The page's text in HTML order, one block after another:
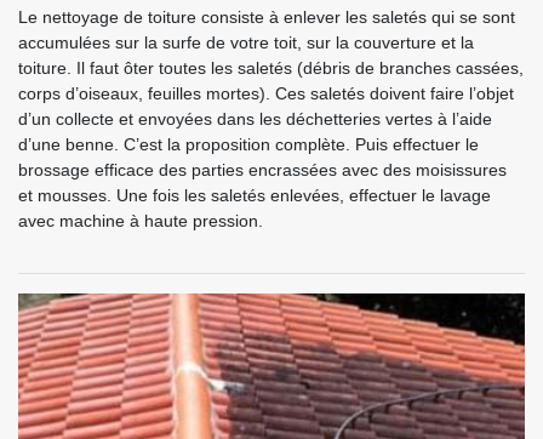
Le nettoyage de toiture consiste à enlever les saletés qui se sont
accumulées sur la surfe de votre toit, sur la couverture et la
toiture. Il faut ôter toutes les saletés (débris de branches cassées,
corps d’oiseaux, feuilles mortes). Ces saletés doivent faire l’objet
d’un collecte et envoyées dans les déchetteries vertes à l’aide
d’une benne. C’est la proposition complète. Puis effectuer le
brossage efficace des parties encrassées avec des moisissures
et mousses. Une fois les saletés enlevées, effectuer le lavage
avec machine à haute pression.